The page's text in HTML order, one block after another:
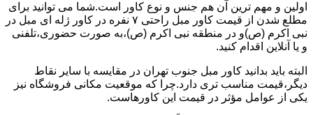
اولین و مهم ترین آن هم جنس و نوع کاور است.شما می توانید برای
مطلع شدن از قیمت کاور مبل راحتی ۷ نفره در کاور ژله ای مبل در
نبی اکرم (ص)و در منطقه نبی اکرم (ص)،به صورت حضوری،تلفنی
و یا آنلاین اقدام کنید.
البته باید بدانید کاور مبل جنوب تهران در مقایسه با سایر نقاط
دیگر،قیمت مناسب تری دارد.چرا که موقعیت مکانی فروشگاه نیز
یکی از عوامل مؤثر در قیمت این کاورهاست.